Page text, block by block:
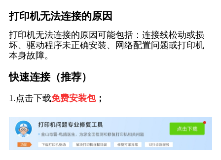
打印机无法连接的原因
打印机无法连接的原因可能包括：连接线松动或损
坏、驱动程序未正确安装、网络配置问题或打印机
本身故障。
快速连接（推荐）
1.点击下载免费安装包；